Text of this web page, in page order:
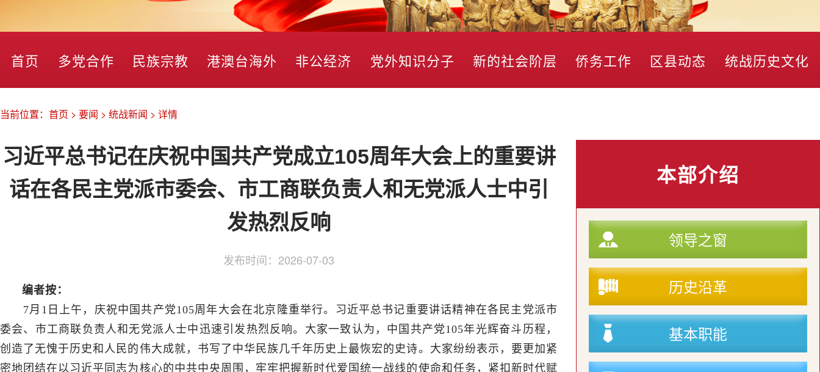
首页 多党合作 民族宗教 港澳台海外 非公经济 党外知识分子 新的社会阶层 侨务工作 区县动态 统战历史文化
当前位置： 首页 > 要闻 > 统战新闻 > 详情
习近平总书记在庆祝中国共产党成立105周年大会上的重要讲
话在各民主党派市委会、市工商联负责人和无党派人士中引
发热烈反响
发布时间： 2026-07-03
编者按：
7月1日上午，庆祝中国共产党105周年大会在北京隆重举行。习近平总书记重要讲话精神在各民主党派市
委会、市工商联负责人和无党派人士中迅速引发热烈反响。大家一致认为，中国共产党105年光辉奋斗历程，
创造了无愧于历史和人民的伟大成就，书写了中华民族几千年历史上最恢宏的史诗。大家纷纷表示，要更加紧
密地团结在以习近平同志为核心的中共中央周围，牢牢把握新时代爱国统一战线的使命和任务，紧扣新时代赋
本部介绍
领导之窗
历史沿革
基本职能